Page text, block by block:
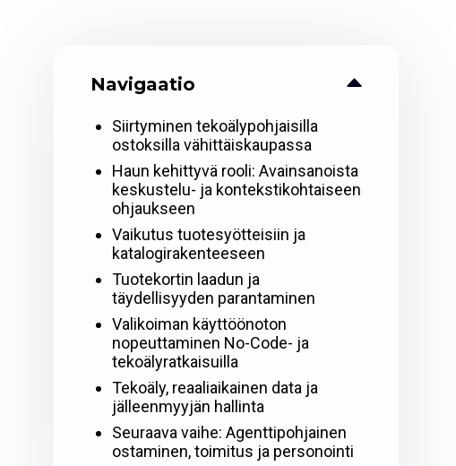
Navigaatio
Siirtyminen tekoälypohjaisilla
ostoksilla vähittäiskaupassa
Haun kehittyvä rooli: Avainsanoista
keskustelu- ja kontekstikohtaiseen
ohjaukseen
Vaikutus tuotesyötteisiin ja
katalogirakenteeseen
Tuotekortin laadun ja
täydellisyyden parantaminen
Valikoiman käyttöönoton
nopeuttaminen No-Code- ja
tekoälyratkaisuilla
Tekoäly, reaaliaikainen data ja
jälleenmyyjän hallinta
Seuraava vaihe: Agenttipohjainen
ostaminen, toimitus ja personointi